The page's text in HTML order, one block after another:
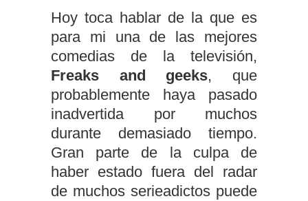
Hoy toca hablar de la que es
para mi una de las mejores
comedias de la televisión,
Freaks and geeks, que
probablemente haya pasado
inadvertida por muchos
durante demasiado tiempo.
Gran parte de la culpa de
haber estado fuera del radar
de muchos serieadictos puede